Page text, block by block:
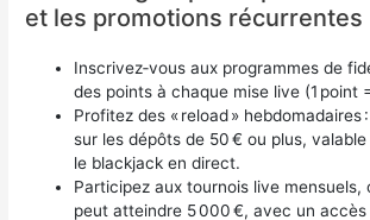
et les promotions récurrentes
Inscrivez‑vous aux programmes de
des points à chaque mise live (1 point
Profitez des « reload » hebdomadaires
sur les dépôts de 50 € ou plus,
le blackjack en direct.
Participez aux tournois live mensuels,
peut atteindre 5 000 €, avec un accès